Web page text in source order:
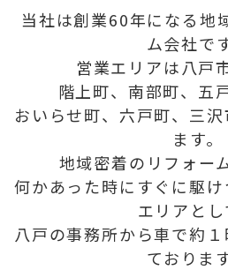
当社は創業60年になる地
ム会社です
営業エリアは八戸
階上町、南部町、五
おいらせ町、六戸町、三
ます。
地域密着のリフォー
何かあった時にすぐに駆
エリアとし
八戸の事務所から車で約
ております